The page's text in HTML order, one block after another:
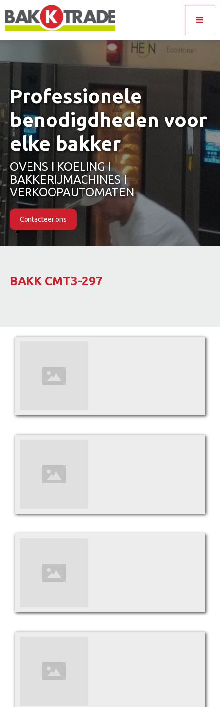
Professionele
benodigdheden voor
elke bakker
OVENS I KOELING I
BAKKERIJMACHINES I
VERKOOPAUTOMATEN
Contacteer ons
BAKK CMT3-297